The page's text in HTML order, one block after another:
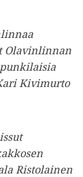
Olavinlinnan
Kivimurto
Ristolainen